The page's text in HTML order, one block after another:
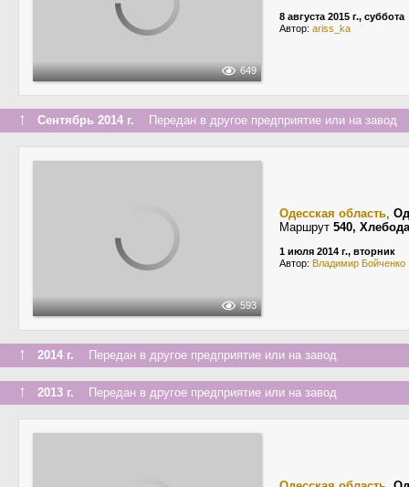
649
8 августа 2015 г., суббота
Автор: ariss_ka
↑ Сентябрь 2014 г. Передан в другое предприятие или на завод
593
Одесская область,
Маршрут 540,
1 июля 2014 г., вторник
Автор: Владимир Бойченко
↑ 2014 г. Передан в другое предприятие или на завод
↑ 2013 г. Передан в другое предприятие или на завод